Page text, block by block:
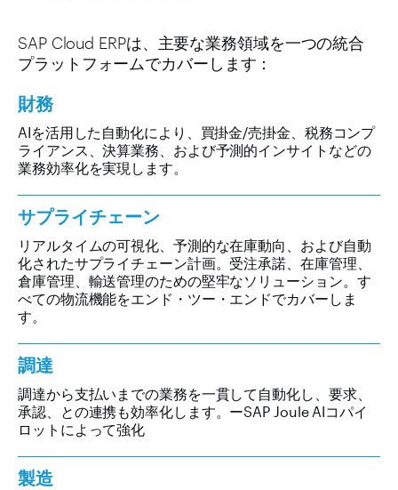
SAP Cloud ERPは、主要な業務領域を一つの統合
プラットフォームでカバーします：
財務
AIを活用した自動化により、買掛金/売掛金、税務コンプ
ライアンス、決算業務、および予測的インサイトなどの
業務効率化を実現します。
サプライチェーン
リアルタイムの可視化、予測的な在庫動向、および自動
化されたサプライチェーン計画。受注承諾、在庫管理、
倉庫管理、輸送管理のための堅牢なソリューション。す
べての物流機能をエンド・ツー・エンドでカバーしま
す。
調達
調達から支払いまでの業務を一貫して自動化し、要求、
承認、との連携も効率化します。ーSAP Joule AIコパイ
ロットによって強化
製造